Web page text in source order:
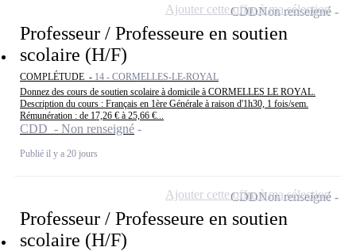
Professeur / Professeure en soutien
scolaire (H/F)
COMPLÉTUDE - 14 - CORMELLES-LE-ROYAL
Donnez des cours de soutien scolaire à domicile à CORMELLES LE ROYAL.
Description du cours : Français en 1ère Générale à raison d'1h30, 1 fois/sem.
Rémunération : de 17,26 € à 25,66 €...
CDD - Non renseigné
Publié il y a 20 jours
CDDNon renseigné
Ajouter cette offre à ma sélection
Professeur / Professeure en soutien
scolaire (H/F)
CDDNon renseigné
Ajouter cette offre à ma sélection